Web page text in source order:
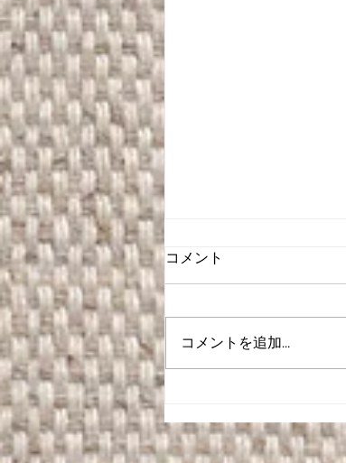
卒業式ヘアセット
コメント
コメントを追加…